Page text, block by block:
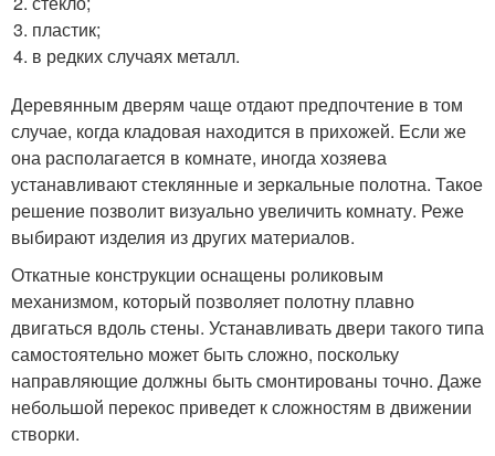
пластик;
в редких случаях металл.
Деревянным дверям чаще отдают предпочтение в том
случае, когда кладовая находится в прихожей. Если же
она располагается в комнате, иногда хозяева
устанавливают стеклянные и зеркальные полотна. Такое
решение позволит визуально увеличить комнату. Реже
выбирают изделия из других материалов.
Откатные конструкции оснащены роликовым
механизмом, который позволяет полотну плавно
двигаться вдоль стены. Устанавливать двери такого типа
самостоятельно может быть сложно, поскольку
направляющие должны быть смонтированы точно. Даже
небольшой перекос приведет к сложностям в движении
створки.